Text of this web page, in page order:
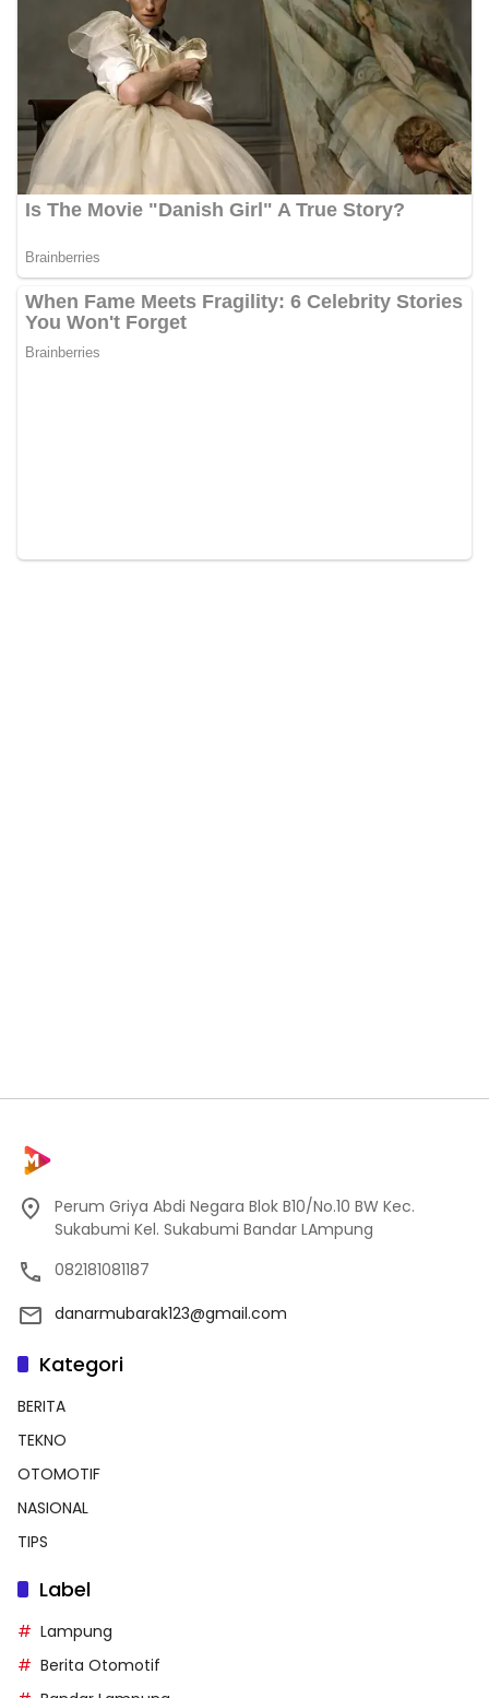
Perum Griya Abdi Negara Blok B10/No.10 BW Kec.
Sukabumi Kel. Sukabumi Bandar LAmpung
082181081187
danarmubarak123@gmail.com
Kategori
BERITA
TEKNO
OTOMOTIF
NASIONAL
TIPS
Label
Lampung
Berita Otomotif